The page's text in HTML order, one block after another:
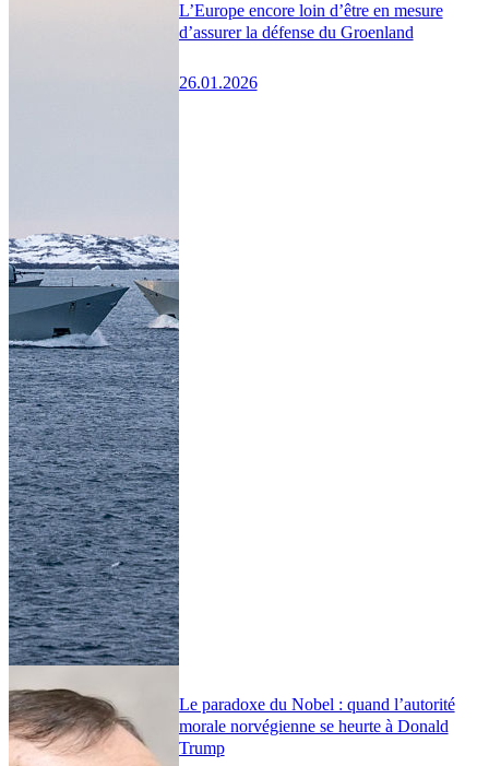
L’Europe encore loin d’être en mesure
d’assurer la défense du Groenland
26.01.2026
Le paradoxe du Nobel : quand l’autorité
morale norvégienne se heurte à Donald
Trump